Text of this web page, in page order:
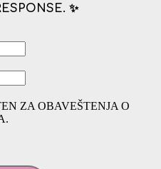
✨
ZA OBAVEŠTENJA O